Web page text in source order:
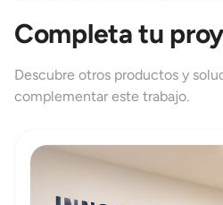
Completa tu
Descubre otros productos y
complementar este trabajo.